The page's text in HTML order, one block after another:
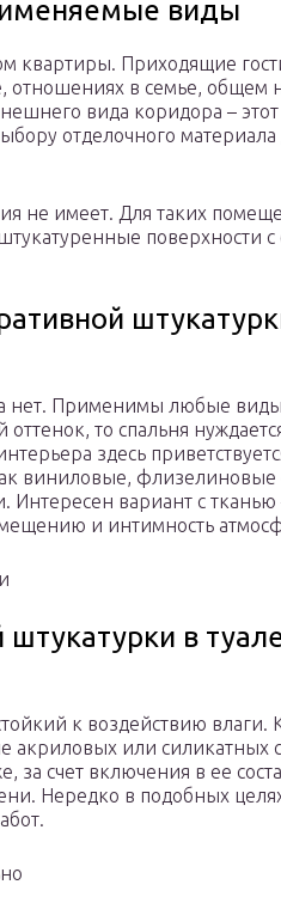
виды
квартиры. Приходящие
отношениях в семье, общем
вида коридора –
отделочного материала
не имеет. Для таких
поверхности с
нет. Применимы любые
то спальня
здесь
виниловые, флизелиновые
вариант с тканью
и интимность
в
к воздействию влаги.
акриловых или силикатных
счет включения в ее
Нередко в подобных